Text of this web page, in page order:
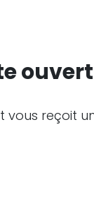
reçoit